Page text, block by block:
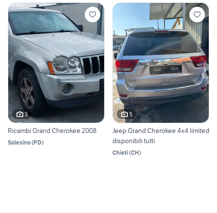
3
Ricambi Grand Cherokee 2008
Solesino(PD)
5
Jeep Grand Cherokee 4x4 limited
disponibili tutti
Chieti(CH)